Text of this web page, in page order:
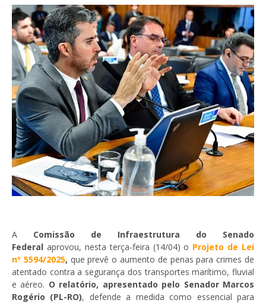
A Comissão de Infraestrutura do Senado
Federal aprovou, nesta terça-feira (14/04) o Projeto de Lei
nº 5594/2025, que prevê o aumento de penas para crimes de
atentado contra a segurança dos transportes marítimo, fluvial
e aéreo. O relatório, apresentado pelo Senador Marcos
Rogério (PL-RO), defende a medida como essencial para